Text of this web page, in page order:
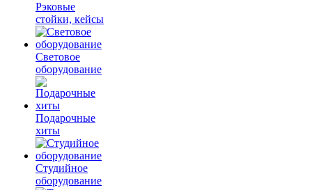
Рэковые
стойки, кейсы
Световое
оборудование
Подарочные
хиты
Студийное
оборудование